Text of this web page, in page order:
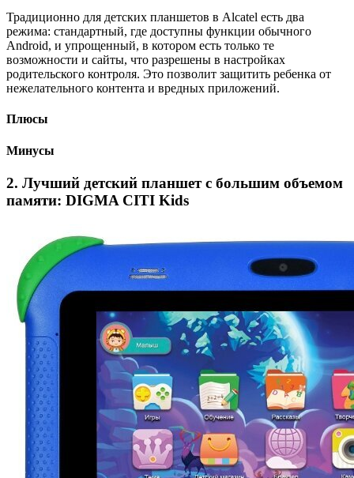
Традиционно для детских планшетов в Alcatel есть два
режима: стандартный, где доступны функции обычного
Android, и упрощенный, в котором есть только те
возможности и сайты, что разрешены в настройках
родительского контроля. Это позволит защитить ребенка от
нежелательного контента и вредных приложений.
Плюсы
Минусы
2. Лучший детский планшет с большим объемом
памяти: DIGMA CITI Kids